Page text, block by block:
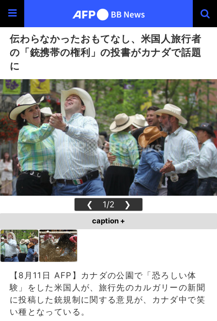
伝わらなかったおもてなし、米国人旅行者
の「銃携帯の権利」の投書がカナダで話題
に
❮ 1/2 ❯
caption +
【8月11日 AFP】カナダの公園で「恐ろしい体
験」をした米国人が、旅行先のカルガリーの新聞
に投稿した銃規制に関する意見が、カナダ中で笑
い種となっている。